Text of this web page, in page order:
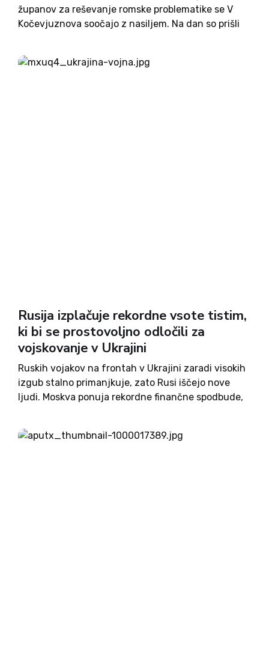
županov za reševanje romske problematike se V
Kočevjuznova soočajo z nasiljem. Na dan so prišli
brutalen način napadli policiste, ki so aretirali
mladoletnega voznika. Evropski...
Rusija izplačuje rekordne vsote tistim,
ki bi se prostovoljno odločili za
vojskovanje v Ukrajini
Ruskih vojakov na frontah v Ukrajini zaradi visokih
izgub stalno primanjkuje, zato Rusi iščejo nove
ljudi. Moskva ponuja rekordne finančne spodbude,
primeru poškodb ali smrti vojakov, pač pa tudi
bonus nagrade...